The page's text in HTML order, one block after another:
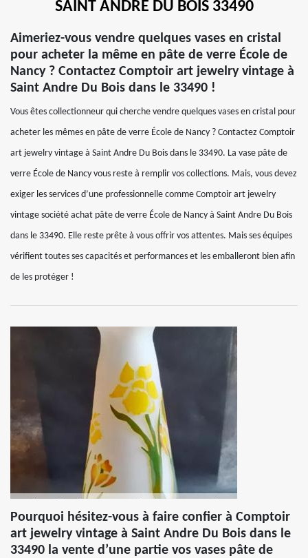
SAINT ANDRE DU BOIS 33490
Aimeriez-vous vendre quelques vases en cristal
pour acheter la même en pâte de verre École de
Nancy ? Contactez Comptoir art jewelry vintage à
Saint Andre Du Bois dans le 33490 !
Vous êtes collectionneur qui cherche vendre quelques vases en cristal pour
acheter les mêmes en pâte de verre École de Nancy ? Contactez Comptoir
art jewelry vintage à Saint Andre Du Bois dans le 33490. La vase pâte de
verre École de Nancy vous reste à remplir vos collections. Mais, vous devez
exiger les services d’une professionnelle comme Comptoir art jewelry
vintage société achat pâte de verre École de Nancy à Saint Andre Du Bois
dans le 33490. Elle reste prête à vous offrir vos attentes. Mais ses équipes
vérifient toutes ses capacités et performances et les emballeront bien afin
de les protéger !
Pourquoi hésitez-vous à faire confier à Comptoir
art jewelry vintage à Saint Andre Du Bois dans le
33490 la vente d’une partie vos vases pâte de